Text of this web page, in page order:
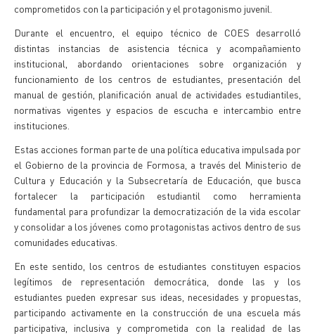
comprometidos con la participación y el protagonismo juvenil.
Durante el encuentro, el equipo técnico de COES desarrolló
distintas instancias de asistencia técnica y acompañamiento
institucional, abordando orientaciones sobre organización y
funcionamiento de los centros de estudiantes, presentación del
manual de gestión, planificación anual de actividades estudiantiles,
normativas vigentes y espacios de escucha e intercambio entre
instituciones.
Estas acciones forman parte de una política educativa impulsada por
el Gobierno de la provincia de Formosa, a través del Ministerio de
Cultura y Educación y la Subsecretaría de Educación, que busca
fortalecer la participación estudiantil como herramienta
fundamental para profundizar la democratización de la vida escolar
y consolidar a los jóvenes como protagonistas activos dentro de sus
comunidades educativas.
En este sentido, los centros de estudiantes constituyen espacios
legítimos de representación democrática, donde las y los
estudiantes pueden expresar sus ideas, necesidades y propuestas,
participando activamente en la construcción de una escuela más
participativa, inclusiva y comprometida con la realidad de las